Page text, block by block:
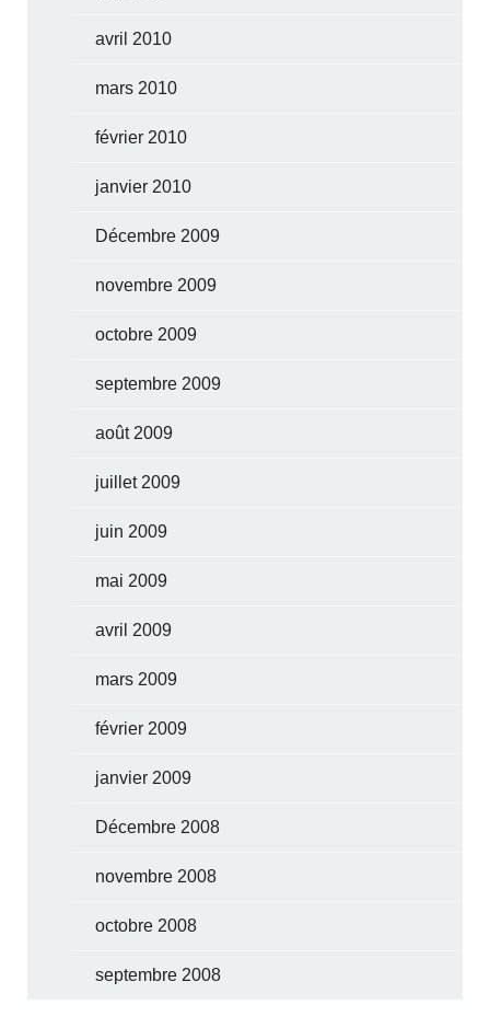
avril 2010
mars 2010
février 2010
janvier 2010
Décembre 2009
novembre 2009
octobre 2009
septembre 2009
août 2009
juillet 2009
juin 2009
mai 2009
avril 2009
mars 2009
février 2009
janvier 2009
Décembre 2008
novembre 2008
octobre 2008
septembre 2008